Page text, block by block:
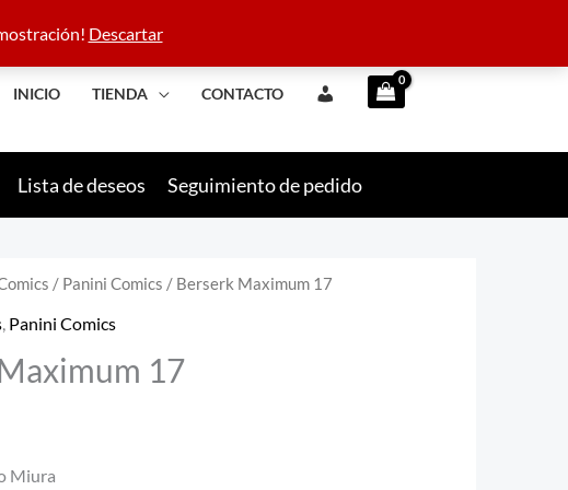
Descartar
INICIO TIENDA CONTACTO
Lista de deseos Seguimiento de pedido
/ Panini Comics / Berserk Maximum 17
, Panini Comics
17
Miura